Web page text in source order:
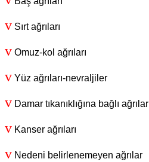
v Sırt ağrıları
v Omuz-kol ağrıları
v Yüz ağrıları-nevraljiler
v Damar tıkanıklığına bağlı ağrılar
v Kanser ağrıları
v Nedeni belirlenemeyen ağrılar